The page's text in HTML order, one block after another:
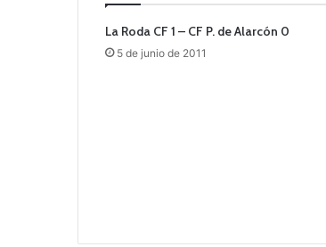
La Roda CF 1 – CF P. de Alarcón 0
5 de junio de 2011